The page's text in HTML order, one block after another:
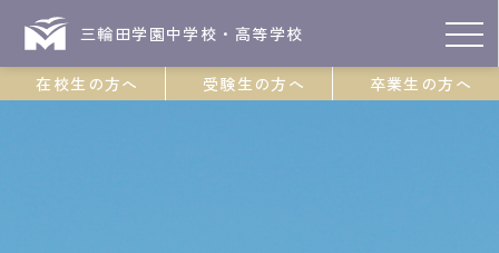
在校生の方へ 受験生の方へ 卒業生の方へ
三輪田学園中学校・高等学校